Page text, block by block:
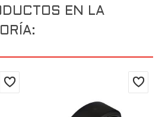
EN LA